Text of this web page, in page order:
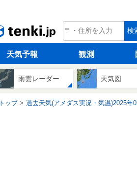
tenki.jp 検
天気予報 観測
雨雲レーダー 天気図
トップ 過去天気(アメダス実況・気温)2025年